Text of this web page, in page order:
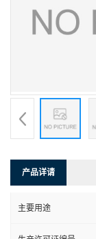
产品详请
主要用途